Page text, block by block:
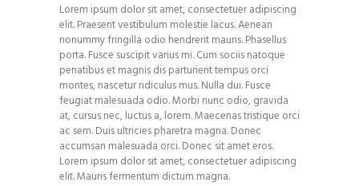
Lorem ipsum dolor sit amet, consectetuer adipiscing
elit. Praesent vestibulum molestie lacus. Aenean
nonummy fringilla odio hendrerit mauris. Phasellus
porta. Fusce suscipit varius mi. Cum sociis natoque
penatibus et magnis dis parturient tempus orci
montes, nascetur ridiculus mus. Nulla dui. Fusce
feugiat malesuada odio. Morbi nunc odio, gravida
at, cursus nec, luctus a, lorem. Maecenas tristique orci
ac sem. Duis ultricies pharetra magna. Donec
accumsan malesuada orci. Donec sit amet eros.
Lorem ipsum dolor sit amet, consectetuer adipiscing
elit. Mauris fermentum dictum magna.